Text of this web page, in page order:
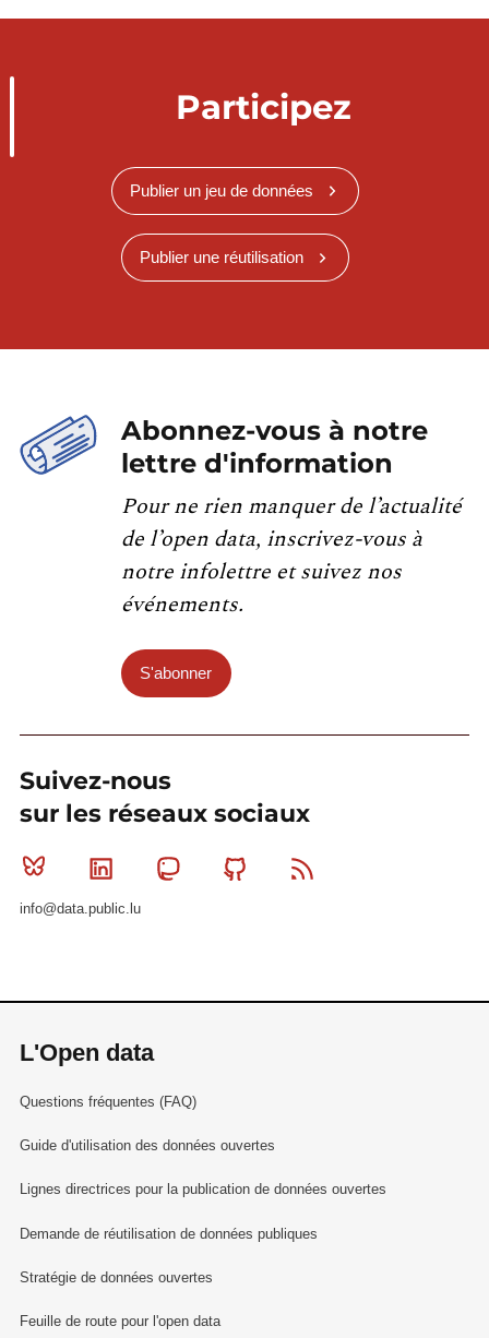
Participez
Publier un jeu de données
Publier une réutilisation
Abonnez-vous à notre
lettre d'information
Pour ne rien manquer de l’actualité
de l’open data, inscrivez-vous à
notre infolettre et suivez nos
événements.
S'abonner
Suivez-nous
sur les réseaux sociaux
Bluesky Linkedin MastodonGithub
info@data.public.lu
L'Open data
Questions fréquentes (FAQ)
Guide d'utilisation des données ouvertes
Lignes directrices pour la publication de données ouvertes
Demande de réutilisation de données publiques
Stratégie de données ouvertes
Feuille de route pour l'open data